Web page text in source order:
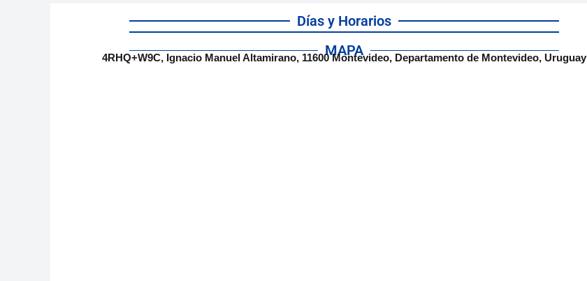
Días y Horarios
MAPA
4RHQ+W9C, Ignacio Manuel Altamirano, 11600 Montevideo, Departamento de Montevideo, Uruguay